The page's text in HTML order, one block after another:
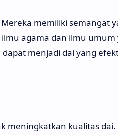
memiliki semangat
agama dan ilmu umum
menjadi dai yang
meningkatkan kualitas dai.